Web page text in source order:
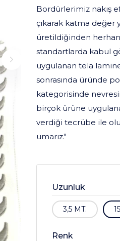
Bordürlerimiz nakış
çıkarak katma değer
üretildiğinden
standartlarda kabul
uygulanan tela
sonrasında üründe
kategorisinde
birçok ürüne
verdiği tecrübe ile
umarız."
Uzunluk
3,5 MT.
Renk